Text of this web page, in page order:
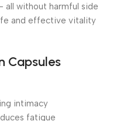
all without harmful side
and effective vitality
Capsules
intimacy
fatigue